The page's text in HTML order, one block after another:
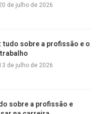
de julho de 2026
tudo sobre a profissão e o
de julho de 2026
sobre a profissão e